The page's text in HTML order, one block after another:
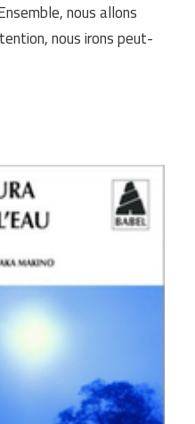
nous allons
nous irons peut-